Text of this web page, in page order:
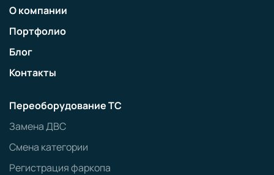
О компании
Портфолио
Блог
Контакты
Переоборудование ТС
Замена ДВС
Смена категории
Регистрация фаркопа